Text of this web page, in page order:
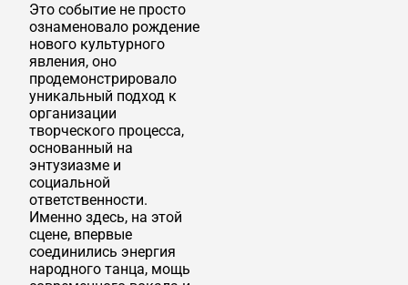
Это событие не просто
ознаменовало рождение
нового культурного
явления, оно
продемонстрировало
уникальный подход к
организации
творческого процесса,
основанный на
энтузиазме и
социальной
ответственности.
Именно здесь, на этой
сцене, впервые
соединились энергия
народного танца, мощь